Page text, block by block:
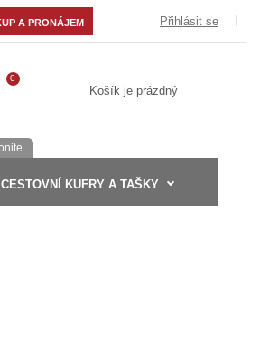
A PRONÁJEM Přihlásit se
0
Košík je prázdný
CESTOVNÍ KUFRY A TAŠKY